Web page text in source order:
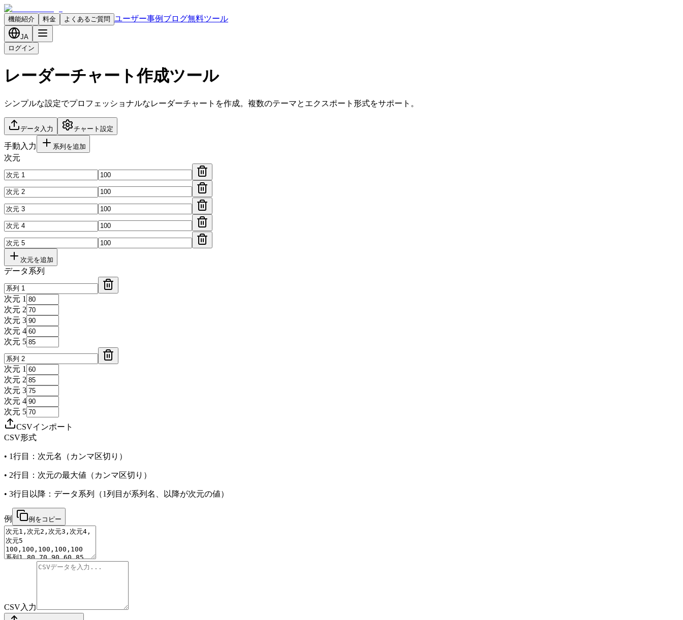
機能紹介 料金 よくあるご質問 ユーザー事例 ブログ無料ツール
JA
ログイン
レーダーチャート作成ツール
シンプルな設定でプロフェッショナルなレーダーチャートを作成。複数のテーマとエクスポート形式をサポート。
データ入力 チャート設定
手動入力 系列を追加
次元
次元を追加
データ系列
次元 1
次元 2
次元 3
次元 4
次元 5
次元 1
次元 2
次元 3
次元 4
次元 5
CSVインポート
CSV形式
• 1行目：次元名（カンマ区切り）
• 2行目：次元の最大値（カンマ区切り）
• 3行目以降：データ系列（1列目が系列名、以降が次元の値）
例 例をコピー
CSV入力